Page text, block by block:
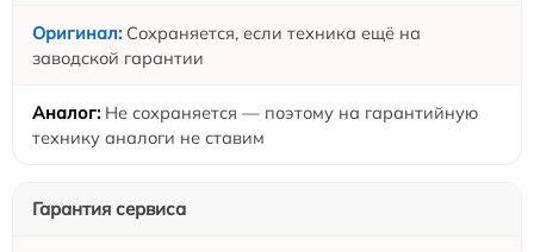
Сохраняется, если техника ещё на
заводской гарантии
Не сохраняется — поэтому на гарантийную
технику аналоги не ставим
Гарантия сервиса